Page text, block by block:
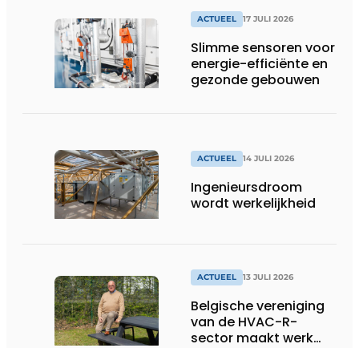
productiebedrijven
draaiende
ACTUEEL 17 JULI 2026
Slimme sensoren voor
energie-efficiënte en
gezonde gebouwen
ACTUEEL 14 JULI 2026
Ingenieursdroom
wordt werkelijkheid
ACTUEEL 13 JULI 2026
Belgische vereniging
van de HVAC-R-
sector maakt werk